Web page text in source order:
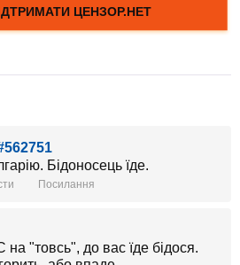
Бідоносець їде.
Посилання
"товсь", до вас їде бідося.